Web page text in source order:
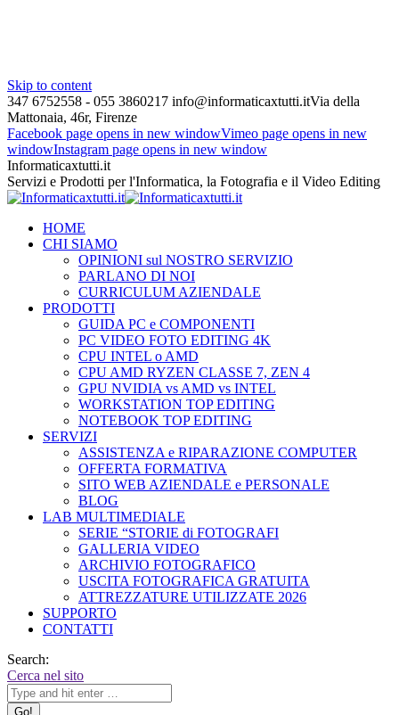
Skip to content
347 6752558 - 055 3860217 info@informaticaxtutti.itVia della
Mattonaia, 46r, Firenze
Facebook page opens in new windowVimeo page opens in new
windowInstagram page opens in new window
Informaticaxtutti.it
Servizi e Prodotti per l'Informatica, la Fotografia e il Video Editing
HOME
CHI SIAMO
OPINIONI sul NOSTRO SERVIZIO
PARLANO DI NOI
CURRICULUM AZIENDALE
PRODOTTI
GUIDA PC e COMPONENTI
PC VIDEO FOTO EDITING 4K
CPU INTEL o AMD
CPU AMD RYZEN CLASSE 7, ZEN 4
GPU NVIDIA vs AMD vs INTEL
WORKSTATION TOP EDITING
NOTEBOOK TOP EDITING
SERVIZI
ASSISTENZA e RIPARAZIONE COMPUTER
OFFERTA FORMATIVA
SITO WEB AZIENDALE e PERSONALE
BLOG
LAB MULTIMEDIALE
SERIE “STORIE di FOTOGRAFI
GALLERIA VIDEO
ARCHIVIO FOTOGRAFICO
USCITA FOTOGRAFICA GRATUITA
ATTREZZATURE UTILIZZATE 2026
SUPPORTO
CONTATTI
Search:
Cerca nel sito